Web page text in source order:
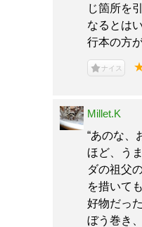
じ箇所を
なるとは
行本の方
ナイス
Millet.K
“あのな、
ほど、う
ダの祖父
を措いて
好物だっ
ぼう巻き